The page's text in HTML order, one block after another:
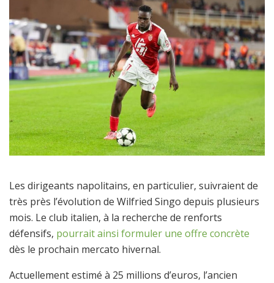
Les dirigeants napolitains, en particulier, suivraient de
très près l’évolution de Wilfried Singo depuis plusieurs
mois. Le club italien, à la recherche de renforts
défensifs, pourrait ainsi formuler une offre concrète
dès le prochain mercato hivernal.
Actuellement estimé à 25 millions d’euros, l’ancien